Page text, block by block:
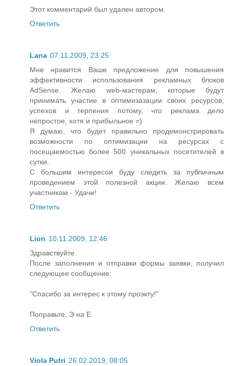
Этот комментарий был удален автором.
Ответить
Lana 07.11.2009, 23:25
Мне нравится Ваше предложение для повышения
эффективности использования рекламных блоков
AdSense. Желаю web-мастерам, которые будут
принимать участие в оптимизазации своих ресурсов,
успехов и терпения потому, что реклама дело
непростое, хотя и прибыльное =)
Я думаю, что будет правильно продемонстрировать
возможности по оптимизации на ресурсах с
посещаемостью более 500 уникальных посетителей в
сутки.
С большим интересои буду следить за публичным
проведением этой полезной акции. Желаю всем
участникам - Удачи!
Ответить
Lion 10.11.2009, 12:46
Здравствуйте.
После заполнения и отправки формы заявки, получил
следующее сообщение:
"Спасибо за интерес к этому проэкту!"
Поправьте, Э на Е
Ответить
Viola Putri 26.02.2019, 08:05